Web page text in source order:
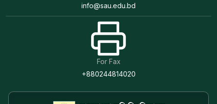
info@sau.edu.bd
For Fax
+880244814020